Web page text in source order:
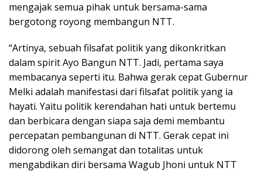
mengajak semua pihak untuk bersama-sama
bergotong royong membangun NTT.
“Artinya, sebuah filsafat politik yang dikonkritkan
dalam spirit Ayo Bangun NTT. Jadi, pertama saya
membacanya seperti itu. Bahwa gerak cepat Gubernur
Melki adalah manifestasi dari filsafat politik yang ia
hayati. Yaitu politik kerendahan hati untuk bertemu
dan berbicara dengan siapa saja demi membantu
percepatan pembangunan di NTT. Gerak cepat ini
didorong oleh semangat dan totalitas untuk
mengabdikan diri bersama Wagub Jhoni untuk NTT